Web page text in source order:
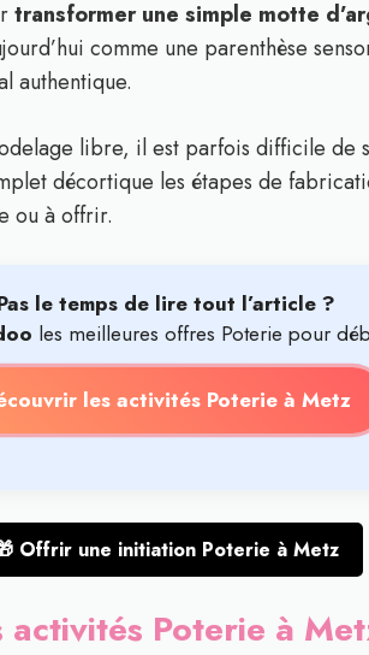
transformer une simple motte
comme une parenthèse
authentique.
libre, il est parfois difficile de
décortique les étapes de
ou à offrir.
le temps de lire tout l’article ?
les meilleures offres Poterie pour
les activités Poterie à Metz
Offrir une initiation Poterie à Metz
activités Poterie à